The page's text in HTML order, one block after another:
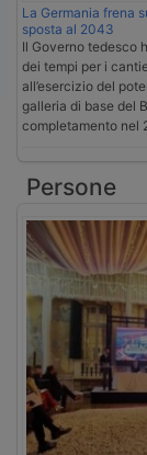
La Germania frena
sposta al 2043
Il Governo tedesco
dei tempi per i
all’esercizio del
galleria di base del
completamento nel
Persone